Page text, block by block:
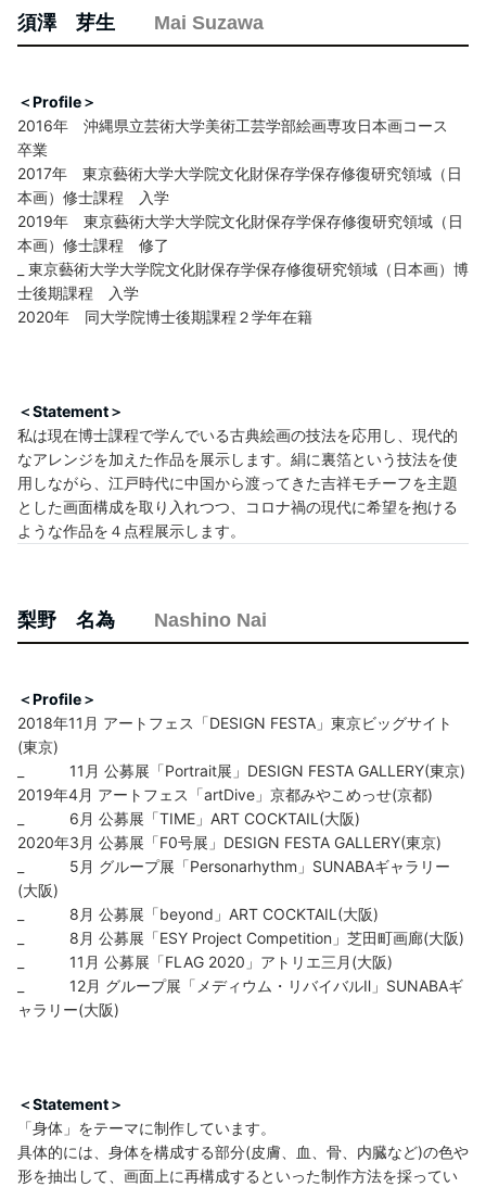
須澤 芽生 Mai Suzawa
＜Profile＞
2016年 沖縄県立芸術大学美術工芸学部絵画専攻日本画コース
卒業
2017年 東京藝術大学大学院文化財保存学保存修復研究領域（日
本画）修士課程 入学
2019年 東京藝術大学大学院文化財保存学保存修復研究領域（日
本画）修士課程 修了
_ 東京藝術大学大学院文化財保存学保存修復研究領域（日本画）博
士後期課程 入学
2020年 同大学院博士後期課程２学年在籍
＜Statement＞
私は現在博士課程で学んでいる古典絵画の技法を応用し、現代的
なアレンジを加えた作品を展示します。絹に裏箔という技法を使
用しながら、江戸時代に中国から渡ってきた吉祥モチーフを主題
とした画面構成を取り入れつつ、コロナ禍の現代に希望を抱ける
ような作品を４点程展示します。
梨野 名為 Nashino Nai
＜Profile＞
2018年11月 アートフェス「DESIGN FESTA」東京ビッグサイト
(東京)
_ 11月 公募展「Portrait展」DESIGN FESTA GALLERY(東京)
2019年4月 アートフェス「artDive」京都みやこめっせ(京都)
_ 6月 公募展「TIME」ART COCKTAIL(大阪)
2020年3月 公募展「F0号展」DESIGN FESTA GALLERY(東京)
_ 5月 グループ展「Personarhythm」SUNABAギャラリー
(大阪)
_ 8月 公募展「beyond」ART COCKTAIL(大阪)
_ 8月 公募展「ESY Project Competition」芝田町画廊(大阪)
_ 11月 公募展「FLAG 2020」アトリエ三月(大阪)
_ 12月 グループ展「メディウム・リバイバルⅡ」SUNABAギ
ャラリー(大阪)
＜Statement＞
「身体」をテーマに制作しています。
具体的には、身体を構成する部分(皮膚、血、骨、内臓など)の色や
形を抽出して、画面上に再構成するといった制作方法を採ってい